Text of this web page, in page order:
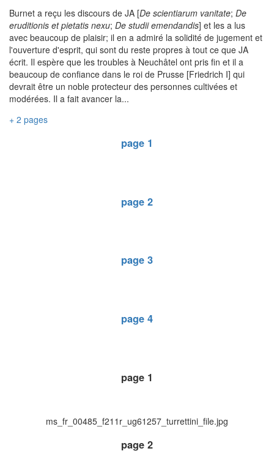
Burnet a reçu les discours de JA [De scientiarum vanitate; De
eruditionis et pietatis nexu; De studii emendandis] et les a lus
avec beaucoup de plaisir; il en a admiré la solidité de jugement et
l'ouverture d'esprit, qui sont du reste propres à tout ce que JA
écrit. Il espère que les troubles à Neuchâtel ont pris fin et il a
beaucoup de confiance dans le roi de Prusse [Friedrich I] qui
devrait être un noble protecteur des personnes cultivées et
modérées. Il a fait avancer la...
+ 2 pages
page 1
page 2
page 3
page 4
page 1
ms_fr_00485_f211r_ug61257_turrettini_file.jpg
page 2